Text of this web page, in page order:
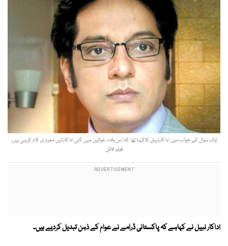
ایک سوال کے جواب میں اداکارنبیل کاکہنا تھا کہ اس وقت خواتین میں کئی اداکارائیں معیاری کام کررہی ہیں.
فوٹو: فائل
اداکار نبیل نے کہاہے کہ پاکستانی ڈرامے نے عوام کے ذہن تبدیل کردیے ہیں۔